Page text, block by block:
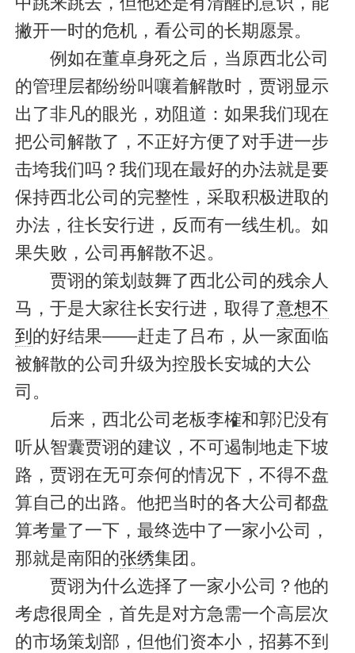
撇开一时的危机，看公司的长期愿景。
例如在董卓身死之后，当原西北公司
的管理层都纷纷叫嚷着解散时，贾诩显示
出了非凡的眼光，劝阻道：如果我们现在
把公司解散了，不正好方便了对手进一步
击垮我们吗？我们现在最好的办法就是要
保持西北公司的完整性，采取积极进取的
办法，往长安行进，反而有一线生机。如
果失败，公司再解散不迟。
贾诩的策划鼓舞了西北公司的残余人
马，于是大家往长安行进，取得了意想不
到 的好结果——赶走了吕布，从一家面临
被解散的公司升级为控股长安城的大公
司。
后来，西北公司老板李榷和郭汜没有
听从智囊贾诩的建议，不可遏制地走下坡
路，贾诩在无可奈何的情况下，不得不盘
算自己的出路。他把当时的各大公司都盘
算考量了一下，最终选中了一家小公司，
那就是南阳的张绣集团。
贾诩为什么选择了一家小公司？他的
考虑很周全，首先是对方急需一个高层次
的市场策划部，但他们资本小，招募不到